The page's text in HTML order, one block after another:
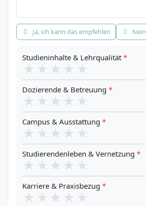
Empfehlung*
Ja, ich kann das empfehlen Nein
Studieninhalte & Lehrqualität *
★ ★ ★ ★ ★
Dozierende & Betreuung *
★ ★ ★ ★ ★
Campus & Ausstattung *
★ ★ ★ ★ ★
Studierendenleben & Vernetzung *
★ ★ ★ ★ ★
Karriere & Praxisbezug *
★ ★ ★ ★ ★